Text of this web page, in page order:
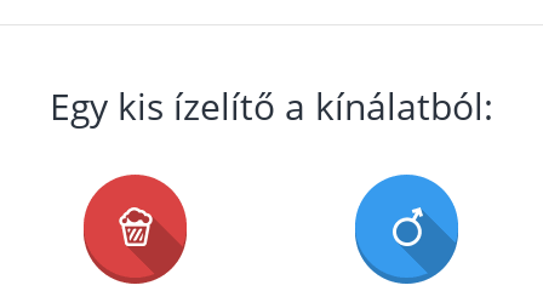
Egy kis ízelítő a kínálatból: